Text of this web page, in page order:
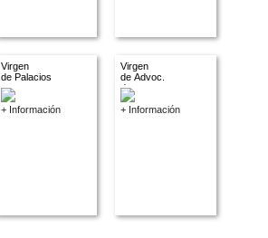
Virgen
de Palacios
+ Información
Virgen
de Advoc.
descon.
+ Información